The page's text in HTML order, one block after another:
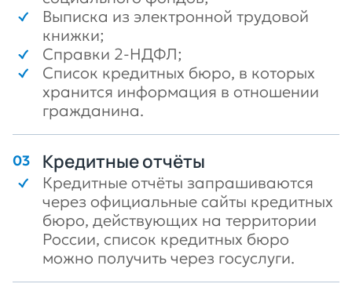
Выписка из электронной трудовой
книжки;
Справки 2-НДФЛ;
Список кредитных бюро, в которых
хранится информация в отношении
гражданина.
Кредитные отчёты
Кредитные отчёты запрашиваются
через официальные сайты кредитных
бюро, действующих на территории
России, список кредитных бюро
можно получить через госуслуги.